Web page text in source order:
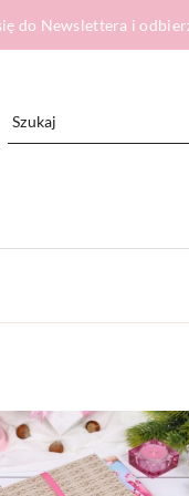
do Newslettera i